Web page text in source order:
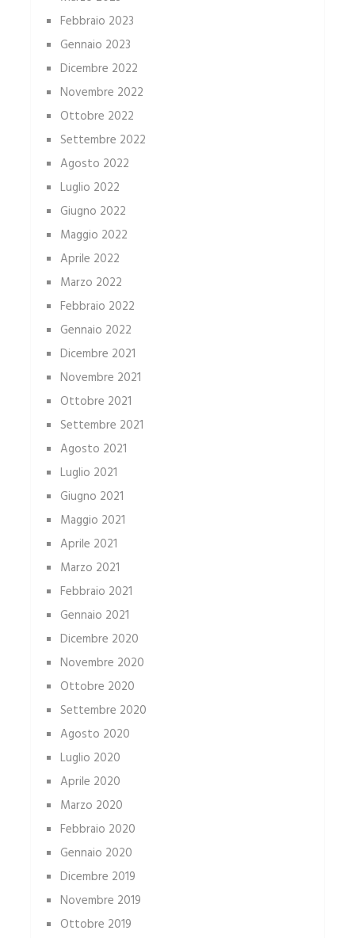
Febbraio 2023
Gennaio 2023
Dicembre 2022
Novembre 2022
Ottobre 2022
Settembre 2022
Agosto 2022
Luglio 2022
Giugno 2022
Maggio 2022
Aprile 2022
Marzo 2022
Febbraio 2022
Gennaio 2022
Dicembre 2021
Novembre 2021
Ottobre 2021
Settembre 2021
Agosto 2021
Luglio 2021
Giugno 2021
Maggio 2021
Aprile 2021
Marzo 2021
Febbraio 2021
Gennaio 2021
Dicembre 2020
Novembre 2020
Ottobre 2020
Settembre 2020
Agosto 2020
Luglio 2020
Aprile 2020
Marzo 2020
Febbraio 2020
Gennaio 2020
Dicembre 2019
Novembre 2019
Ottobre 2019